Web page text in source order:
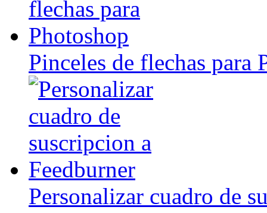
Pinceles de flechas para
Personalizar cuadro de